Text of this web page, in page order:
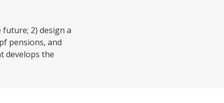
2) design a
pensions, and
develops the